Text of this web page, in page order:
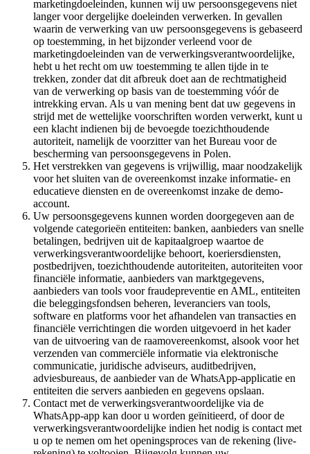
marketingdoeleinden, kunnen wij uw persoonsgegevens niet
langer voor dergelijke doeleinden verwerken. In gevallen
waarin de verwerking van uw persoonsgegevens is gebaseerd
op toestemming, in het bijzonder verleend voor de
marketingdoeleinden van de verwerkingsverantwoordelijke,
hebt u het recht om uw toestemming te allen tijde in te
trekken, zonder dat dit afbreuk doet aan de rechtmatigheid
van de verwerking op basis van de toestemming vóór de
intrekking ervan. Als u van mening bent dat uw gegevens in
strijd met de wettelijke voorschriften worden verwerkt, kunt u
een klacht indienen bij de bevoegde toezichthoudende
autoriteit, namelijk de voorzitter van het Bureau voor de
bescherming van persoonsgegevens in Polen.
Het verstrekken van gegevens is vrijwillig, maar noodzakelijk
voor het sluiten van de overeenkomst inzake informatie- en
educatieve diensten en de overeenkomst inzake de demo-
account.
Uw persoonsgegevens kunnen worden doorgegeven aan de
volgende categorieën entiteiten: banken, aanbieders van snelle
betalingen, bedrijven uit de kapitaalgroep waartoe de
verwerkingsverantwoordelijke behoort, koeriersdiensten,
postbedrijven, toezichthoudende autoriteiten, autoriteiten voor
financiële informatie, aanbieders van marktgegevens,
aanbieders van tools voor fraudepreventie en AML, entiteiten
die beleggingsfondsen beheren, leveranciers van tools,
software en platforms voor het afhandelen van transacties en
financiële verrichtingen die worden uitgevoerd in het kader
van de uitvoering van de raamovereenkomst, alsook voor het
verzenden van commerciële informatie via elektronische
communicatie, juridische adviseurs, auditbedrijven,
adviesbureaus, de aanbieder van de WhatsApp-applicatie en
entiteiten die servers aanbieden en gegevens opslaan.
Contact met de verwerkingsverantwoordelijke via de
WhatsApp-app kan door u worden geïnitieerd, of door de
verwerkingsverantwoordelijke indien het nodig is contact met
u op te nemen om het openingsproces van de rekening (live-